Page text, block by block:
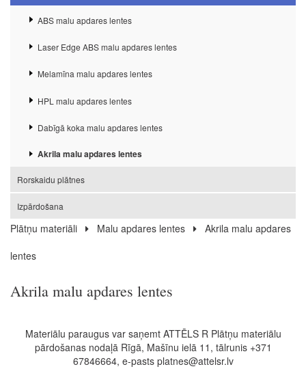
ABS malu apdares lentes
Laser Edge ABS malu apdares lentes
Melamīna malu apdares lentes
HPL malu apdares lentes
Dabīgā koka malu apdares lentes
Akrila malu apdares lentes
Rorskaidu plātnes
Izpārdošana
Plātņu materiāli Malu apdares lentes
Akrila malu apdares
lentes
Akrila malu apdares lentes
Materiālu paraugus var saņemt ATTĒLS R Plātņu materiālu
pārdošanas nodaļā Rīgā, Mašīnu ielā 11, tālrunis +371
67846664, e-pasts platnes@attelsr.lv